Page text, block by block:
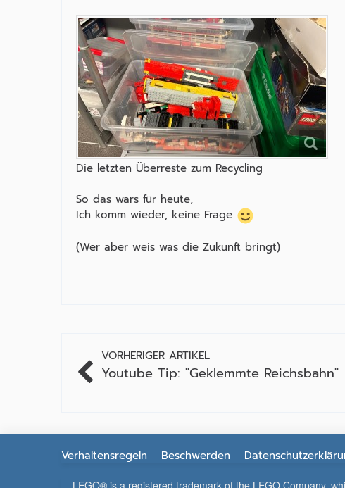
Die letzten Überreste zum Recycling
So das wars für heute,
Ich komm wieder, keine Frage
(Wer aber weis was die Zukunft bringt)
VORHERIGER ARTIKEL
Youtube Tip: "Geklemmte Reichsbahn"
Verhaltensregeln Beschwerden
LEGO® is a registered trademark of the LEGO Company,